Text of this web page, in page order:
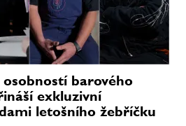
osobností barového
exkluzivní
letošního žebříčku